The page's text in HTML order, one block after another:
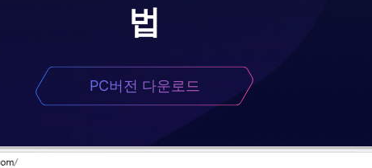
법
PC버전 다운로드